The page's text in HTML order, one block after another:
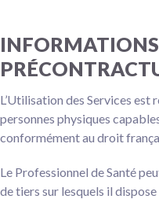
INFORMATIONS
L’Utilisation des Services est
personnes physiques
conformément au droit
Le Professionnel de Santé
de tiers sur lesquels il